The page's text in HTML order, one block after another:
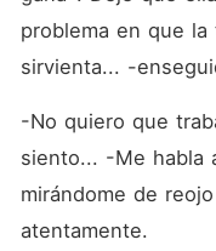
problema en que
sirvienta... -
-No quiero que
siento... -Me habla
mirándome de
atentamente.